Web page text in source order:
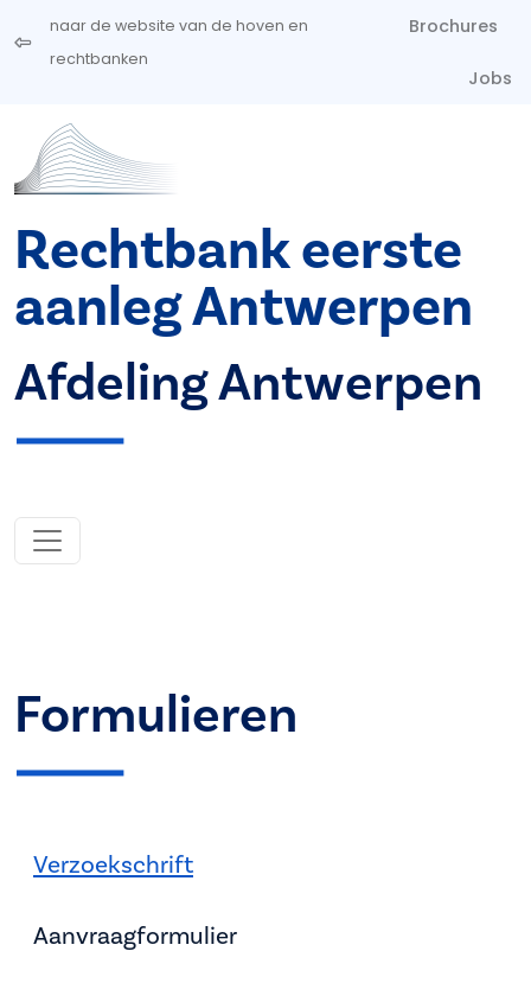
Overslaan en naar de inhoud gaan
naar de website van de hoven en
rechtbanken
Brochures
Jobs
Rechtbank eerste
aanleg Antwerpen
Afdeling Antwerpen
Formulieren
Verzoekschrift
Aanvraagformulier